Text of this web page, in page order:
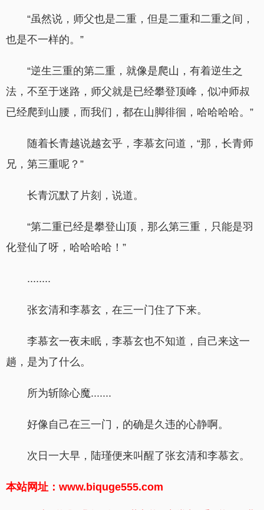
“虽然说，师父也是二重，但是二重和二重之间，
也是不一样的。”
“逆生三重的第二重，就像是爬山，有着逆生之
法，不至于迷路，师父就是已经攀登顶峰，似冲师叔
已经爬到山腰，而我们，都在山脚徘徊，哈哈哈哈。”
随着长青越说越玄乎，李慕玄问道，“那，长青师
兄，第三重呢？”
长青沉默了片刻，说道。
“第二重已经是攀登山顶，那么第三重，只能是羽
化登仙了呀，哈哈哈哈！”
........
张玄清和李慕玄，在三一门住了下来。
李慕玄一夜未眠，李慕玄也不知道，自己来这一
趟，是为了什么。
所为斩除心魔.......
好像自己在三一门，的确是久违的心静啊。
次日一大早，陆瑾便来叫醒了张玄清和李慕玄。
本站网址：www.biquge555.com